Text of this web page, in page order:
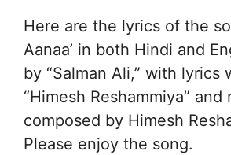
Here are the lyrics of the
Aanaa’ in both Hindi and
by “Salman Ali,” with lyrics
“Himesh Reshammiya” and
composed by Himesh
Please enjoy the song.